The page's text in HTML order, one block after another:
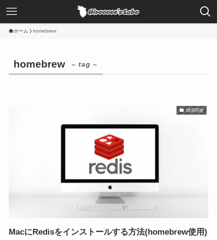
ホーム homebrew
homebrew – tag –
環境関連
MacにRedisをインストールする方法(homebrew使用)